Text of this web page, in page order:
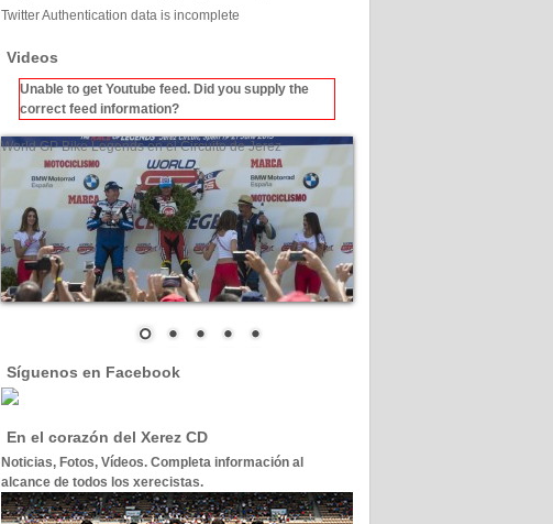
Twitter Authentication data is incomplete
Videos
Unable to get Youtube feed. Did you supply the
correct feed information?
World GP Bike Legends en el Circuito de Jerez
Síguenos en Facebook
En el corazón del Xerez CD
Noticias, Fotos, Vídeos. Completa información al
alcance de todos los xerecistas.